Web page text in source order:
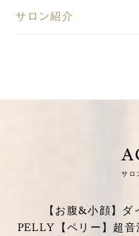
サロン紹介
サロ
【お腹&小顔】
PELLY【ペリー】超